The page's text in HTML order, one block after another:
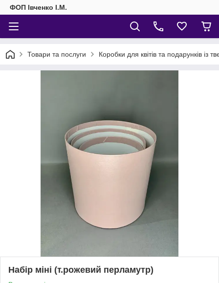
ФОП Івченко І.М.
Товари та послуги Коробки для квітів та подарунків із
Набір міні (т.рожевий перламутр)